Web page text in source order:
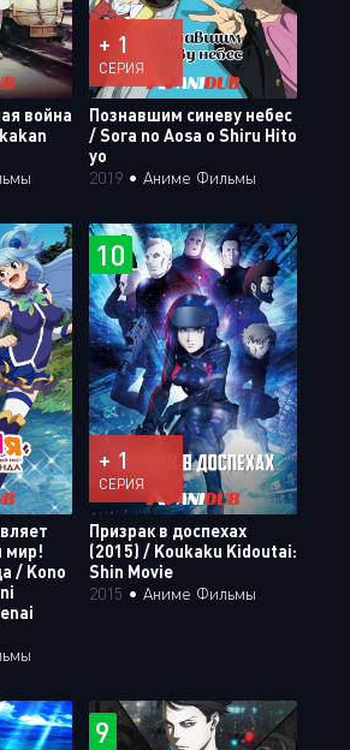
война
+ 1
СЕРИЯ
Познавшим синеву небес
/ Sora no Aosa o Shiru Hito
yo
2019 • Аниме Фильмы
мир!
/ Kono
10
+ 1
СЕРИЯ
Призрак в доспехах
(2015) / Koukaku Kidoutai:
Shin Movie
2015 • Аниме Фильмы
9